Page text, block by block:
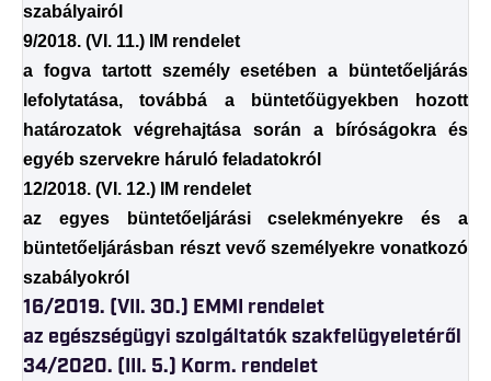
szabályairól
9/2018. (VI. 11.) IM rendelet
a fogva tartott személy esetében a büntetőeljárás
lefolytatása, továbbá a büntetőügyekben hozott
határozatok végrehajtása során a bíróságokra és
egyéb szervekre háruló feladatokról
12/2018. (VI. 12.) IM rendelet
az egyes büntetőeljárási cselekményekre és a
büntetőeljárásban részt vevő személyekre vonatkozó
szabályokról
16/2019. (VII. 30.) EMMI rendelet
az egészségügyi szolgáltatók szakfelügyeletéről
34/2020. (III. 5.) Korm. rendelet